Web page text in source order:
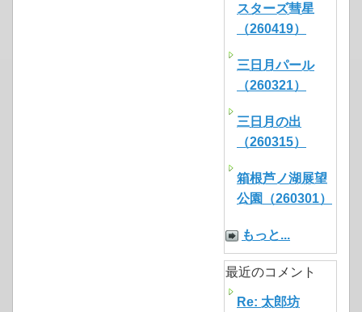
スターズ彗星
（260419）
三日月パール
（260321）
三日月の出
（260315）
箱根芦ノ湖展望
公園（260301）
もっと...
最近のコメント
Re: 太郎坊